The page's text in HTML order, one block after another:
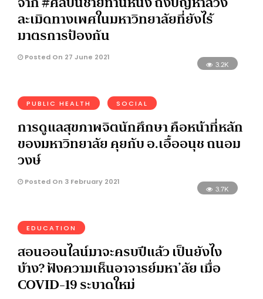
ละเมิดทางเพศในมหาวิทยาลัยที่ยังไร้
มาตรการป้องกัน
Posted On 27 June 2021
3.2K
PUBLIC HEALTH SOCIAL
การดูแลสุขภาพจิตนักศึกษา คือหน้าที่หลัก
ของมหาวิทยาลัย คุยกับ อ.เอื้ออนุช ถนอม
วงษ์
Posted On 3 February 2021
3.7K
EDUCATION
สอนออนไลน์มาจะครบปีแล้ว เป็นยังไง
บ้าง? ฟังความเห็นอาจารย์มหา’ลัย เมื่อ
COVID-19 ระบาดใหม่